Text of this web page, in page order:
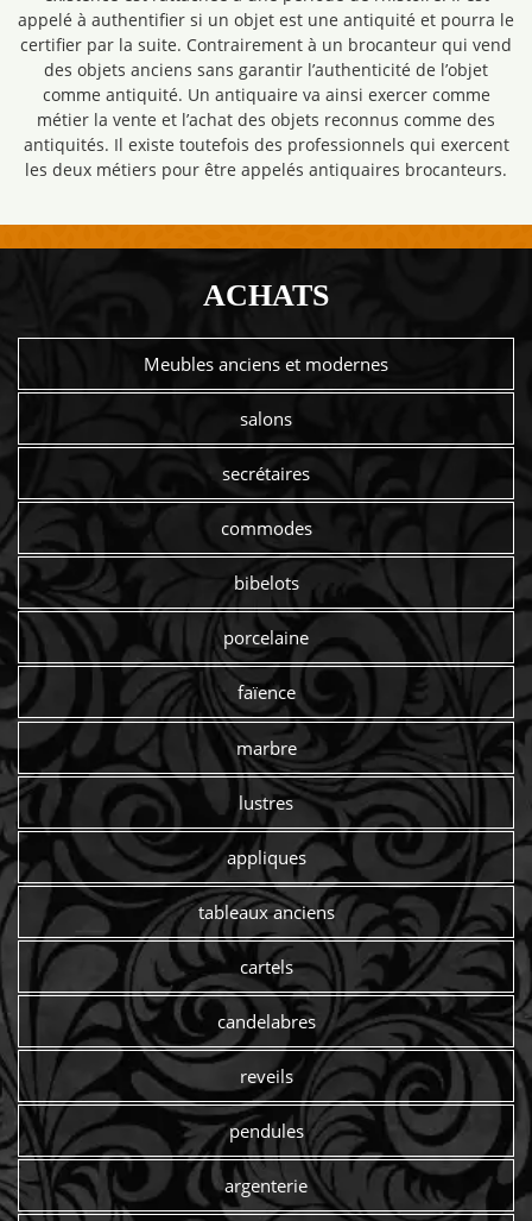
appelé à authentifier si un objet est une antiquité et pourra le
certifier par la suite. Contrairement à un brocanteur qui vend
des objets anciens sans garantir l’authenticité de l’objet
comme antiquité. Un antiquaire va ainsi exercer comme
métier la vente et l’achat des objets reconnus comme des
antiquités. Il existe toutefois des professionnels qui exercent
les deux métiers pour être appelés antiquaires brocanteurs.
ACHATS
Meubles anciens et modernes
salons
secrétaires
commodes
bibelots
porcelaine
faïence
marbre
lustres
appliques
tableaux anciens
cartels
candelabres
reveils
pendules
argenterie